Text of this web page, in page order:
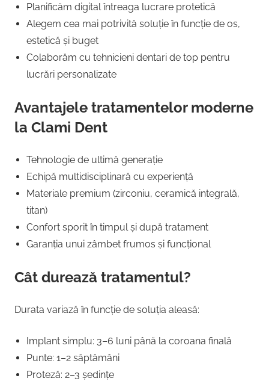
Planificăm digital întreaga lucrare protetică
Alegem cea mai potrivită soluție în funcție de os,
estetică și buget
Colaborăm cu tehnicieni dentari de top pentru
lucrări personalizate
Avantajele tratamentelor moderne
la Clami Dent
Tehnologie de ultimă generație
Echipă multidisciplinară cu experiență
Materiale premium (zirconiu, ceramică integrală,
titan)
Confort sporit în timpul și după tratament
Garanția unui zâmbet frumos și funcțional
Cât durează tratamentul?
Durata variază în funcție de soluția aleasă:
Implant simplu: 3–6 luni până la coroana finală
Punte: 1–2 săptămâni
Proteză: 2–3 ședințe